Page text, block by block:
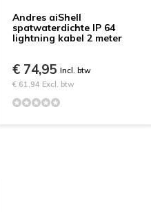
Andres aiShell
spatwaterdichte IP 64
lightning kabel 2 meter
€ 74,95 Incl. btw
€ 61,94 Excl. btw